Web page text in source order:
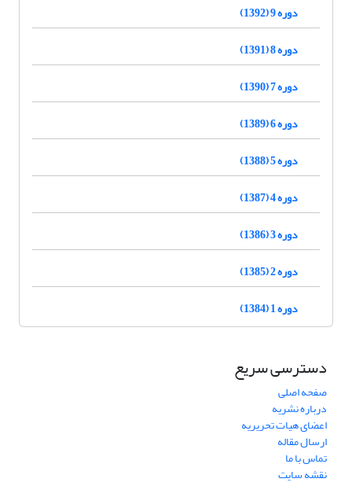
دوره 9 (1392)
دوره 8 (1391)
دوره 7 (1390)
دوره 6 (1389)
دوره 5 (1388)
دوره 4 (1387)
دوره 3 (1386)
دوره 2 (1385)
دوره 1 (1384)
دسترسی سریع
صفحه اصلی
درباره نشریه
اعضای هیات تحریریه
ارسال مقاله
تماس با ما
نقشه سایت